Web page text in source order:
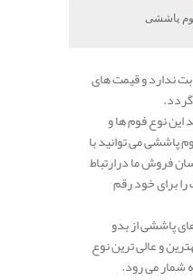
پاششی
ندارد و قیمت های
این نوع فوم ها و
می توانید با
فروش ما درارتباط
برای خود رقم
پاششی از بدو
و عالی ترین نوع
شمار می رود.